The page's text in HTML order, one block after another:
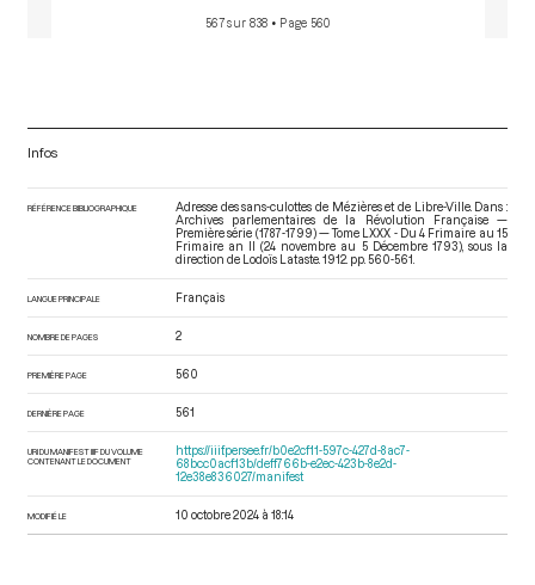
567 sur 838 • Page 560
Infos
RÉFÉRENCE BIBLIOGRAPHIQUE
Adresse des sans-culottes de Mézières et de Libre-Ville. Dans :
Archives parlementaires de la Révolution Française —
Première série (1787-1799) — Tome LXXX - Du 4 Frimaire au 15
Frimaire an II (24 novembre au 5 Décembre 1793), sous la
direction de Lodoïs Lataste. 1912. pp. 560-561.
LANGUE PRINCIPALE Français
NOMBRE DE PAGES 2
PREMIÈRE PAGE 560
DERNIÈRE PAGE 561
URI DU MANIFEST IIIF DU VOLUME
CONTENANT LE DOCUMENT
https://iiif.persee.fr/b0e2cf11-597c-427d-8ac7-
68bcc0acf13b/deff766b-e2ec-423b-8e2d-
12e38e836027/manifest
MODIFIÉ LE 10 octobre 2024 à 18:14